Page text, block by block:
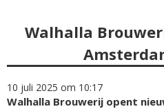
Walhalla
10 juli 2025 om 10:17
Walhalla Brouwerij opent